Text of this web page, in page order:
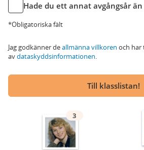
Hade du ett annat avgångsår
*Obligatoriska fält
Jag godkänner deallmänna villkoren och har
avdataskyddsinformationen.
Till klasslistan!
3